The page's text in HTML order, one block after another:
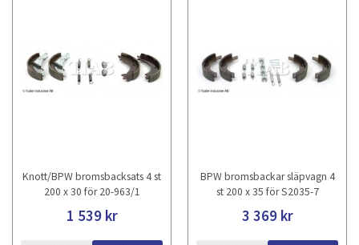
Knott/BPW bromsbacksats 4 st
200 x 30 för 20-963/1
1 539 kr
BPW bromsbackar släpvagn 4
st 200 x 35 för S2035-7
3 369 kr